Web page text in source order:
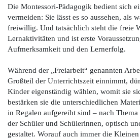
Die Montessori-Pädagogik bedient sich
vermeiden: Sie lässt es so aussehen, als
freiwillig. Und tatsächlich steht die freie
Lernaktivitäten und ist erste
Aufmerksamkeit und den Lernerfolg.
Während der „Freiarbeit“ genannten
Großteil der Unterrichtszeit einnimmt,
Kinder eigenständig wählen, womit sie
bestärken sie die unterschiedlichen
in Regalen aufgereiht sind – nach
der Schüler und Schülerinnen, optisch
gestaltet. Worauf auch immer die